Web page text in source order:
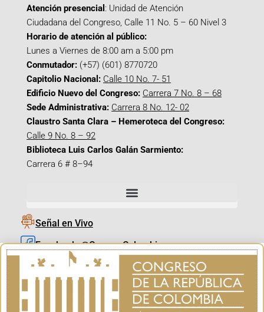
Atención presencial : Unidad de Atención
Ciudadana del Congreso, Calle 11 No. 5 – 60 Nivel 3
Horario de atención al público:
Lunes a Viernes de 8:00 am a 5:00 pm
Conmutador: (+57) (601) 8770720
Capitolio Nacional: Calle 10 No. 7- 51
Edificio Nuevo del Congreso: Carrera 7 No. 8 – 68
Sede Administrativa: Carrera 8 No. 12- 02
Claustro Santa Clara – Hemeroteca del Congreso:
Calle 9 No. 8 – 92
Biblioteca Luis Carlos Galán Sarmiento:
Carrera 6 # 8–94
Señal en Vivo
Facebook_@CamaraColombia
Instagram_@CamaraColombia
X_@CamaraColombia